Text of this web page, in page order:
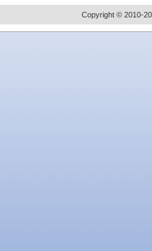
Copyright © 2010-